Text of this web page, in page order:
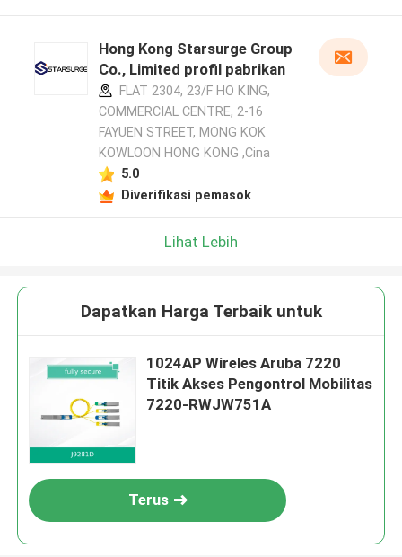
Hong Kong Starsurge Group
Co., Limited profil pabrikan
FLAT 2304, 23/F HO KING,
COMMERCIAL CENTRE, 2-16
FAYUEN STREET, MONG KOK
KOWLOON HONG KONG ,Cina
5.0
Diverifikasi pemasok
Lihat Lebih
Dapatkan Harga Terbaik untuk
1024AP Wireles Aruba 7220
Titik Akses Pengontrol Mobilitas
7220-RWJW751A
Terus